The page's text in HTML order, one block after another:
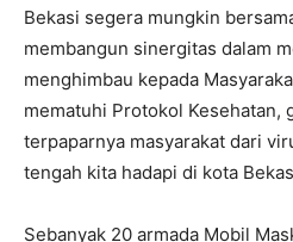
Bekasi segera mungkin
membangun sinergitas dalam
menghimbau kepada
mematuhi Protokol Kesehatan,
terpaparnya masyarakat dari
tengah kita hadapi di kota
Sebanyak 20 armada Mobil